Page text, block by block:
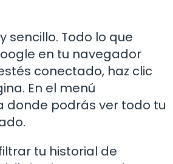
sencillo. Todo lo que
en tu navegador
conectado, haz clic
En el menú
donde podrás ver todo tu
tu historial de